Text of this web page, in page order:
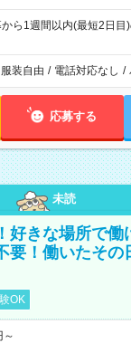
ら1週間以内(最短2日目)
服装自由 / 電話対応なし /
応募する
未読
好きな場所で働
！働いたその
OK
～